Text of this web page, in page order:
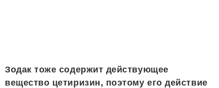
Зодак тоже содержит действующее
вещество цетиризин, поэтому его действие